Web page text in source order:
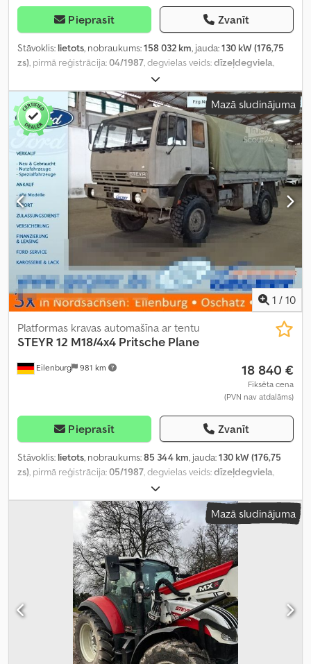
Pieprasīt Zvanīt
Stāvoklis: lietots, nobraukums:158 032 km, jauda:130 kW (176,75
zs), pirmā reģistrācija:04/1987, degvielas veids:dīzeļdegviela,
, asu konfigurācija:
pārnesuma veids:mehānisks, Aprīkojums:pilnpiedziņa,
Mazā sludinājuma
1 / 10
Eilenburg 981 km
Platformas kravas automašīna ar tentu
STEYR 12 M18/4x4 Pritsche Plane
18 840 €
Fiksēta cena
(PVN nav atdalāms)
Pieprasīt Zvanīt
Stāvoklis: lietots, nobraukums:85 344 km, jauda:130 kW (176,75
zs) , pirmā reģistrācija:05/1987 , degvielas veids:dīzeļdegviela
, asu konfigurācija:
pārnesuma veids:mehānisks, Aprīkojums:pilnpiedziņa,
Mazā sludinājuma